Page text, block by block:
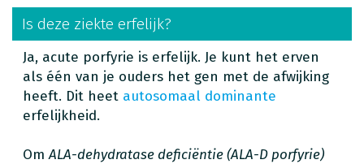
Is deze ziekte erfelijk?
Ja, acute porfyrie is erfelijk. Je kunt het erven
als één van je ouders het gen met de afwijking
heeft. Dit heet autosomaal dominante
erfelijkheid.
OmALA-dehydratase deficiëntie (ALA-D porfyrie)